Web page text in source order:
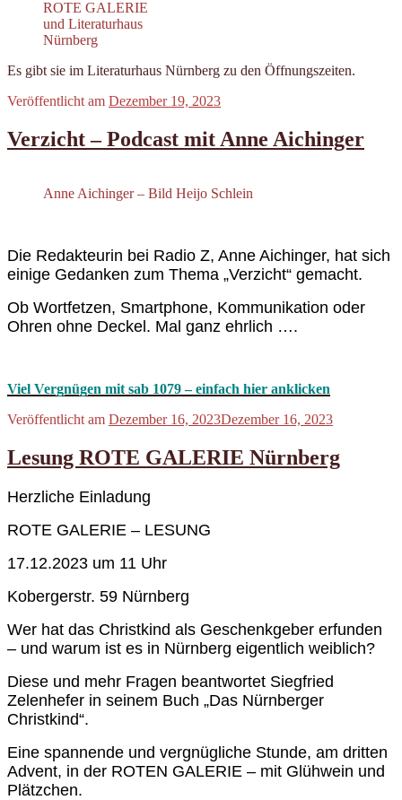
ROTE GALERIE
und Literaturhaus
Nürnberg
Es gibt sie im Literaturhaus Nürnberg zu den Öffnungszeiten.
Veröffentlicht am Dezember 19, 2023
Verzicht – Podcast mit Anne Aichinger
Anne Aichinger – Bild Heijo Schlein
Die Redakteurin bei Radio Z, Anne Aichinger, hat sich
einige Gedanken zum Thema „Verzicht“ gemacht.
Ob Wortfetzen, Smartphone, Kommunikation oder
Ohren ohne Deckel. Mal ganz ehrlich ….
Viel Vergnügen mit sab 1079 – einfach hier anklicken
Veröffentlicht am Dezember 16, 2023Dezember 16, 2023
Lesung ROTE GALERIE Nürnberg
Herzliche Einladung
ROTE GALERIE – LESUNG
17.12.2023 um 11 Uhr
Kobergerstr. 59 Nürnberg
Wer hat das Christkind als Geschenkgeber erfunden
– und warum ist es in Nürnberg eigentlich weiblich?
Diese und mehr Fragen beantwortet Siegfried
Zelenhefer in seinem Buch „Das Nürnberger
Christkind“.
Eine spannende und vergnügliche Stunde, am dritten
Advent, in der ROTEN GALERIE – mit Glühwein und
Plätzchen.